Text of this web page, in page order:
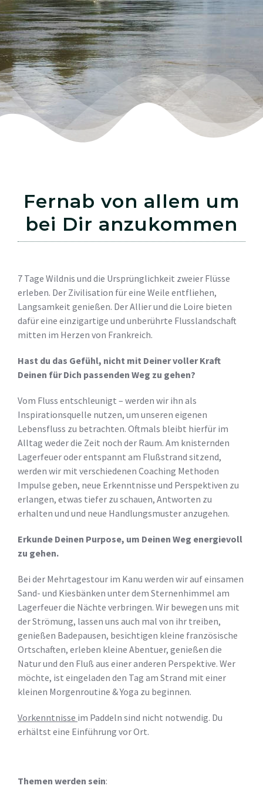
Fernab von allem um
bei Dir anzukommen
7 Tage Wildnis und die Ursprünglichkeit zweier Flüsse
erleben. Der Zivilisation für eine Weile entfliehen,
Langsamkeit genießen. Der Allier und die Loire bieten
dafür eine einzigartige und unberührte Flusslandschaft
mitten im Herzen von Frankreich.
Hast du das Gefühl, nicht mit Deiner voller Kraft
Deinen für Dich passenden Weg zu gehen?
Vom Fluss entschleunigt – werden wir ihn als
Inspirationsquelle nutzen, um unseren eigenen
Lebensfluss zu betrachten. Oftmals bleibt hierfür im
Alltag weder die Zeit noch der Raum. Am knisternden
Lagerfeuer oder entspannt am Flußstrand sitzend,
werden wir mit verschiedenen Coaching Methoden
Impulse geben, neue Erkenntnisse und Perspektiven zu
erlangen, etwas tiefer zu schauen, Antworten zu
erhalten und und neue Handlungsmuster anzugehen.
Erkunde Deinen Purpose, um Deinen Weg energievoll
zu gehen.
Bei der Mehrtagestour im Kanu werden wir auf einsamen
Sand- und Kiesbänken unter dem Sternenhimmel am
Lagerfeuer die Nächte verbringen. Wir bewegen uns mit
der Strömung, lassen uns auch mal von ihr treiben,
genießen Badepausen, besichtigen kleine französische
Ortschaften, erleben kleine Abentuer, genießen die
Natur und den Fluß aus einer anderen Perspektive. Wer
möchte, ist eingeladen den Tag am Strand mit einer
kleinen Morgenroutine & Yoga zu beginnen.
Vorkenntnisse im Paddeln sind nicht notwendig. Du
erhältst eine Einführung vor Ort.
Themen werden sein: